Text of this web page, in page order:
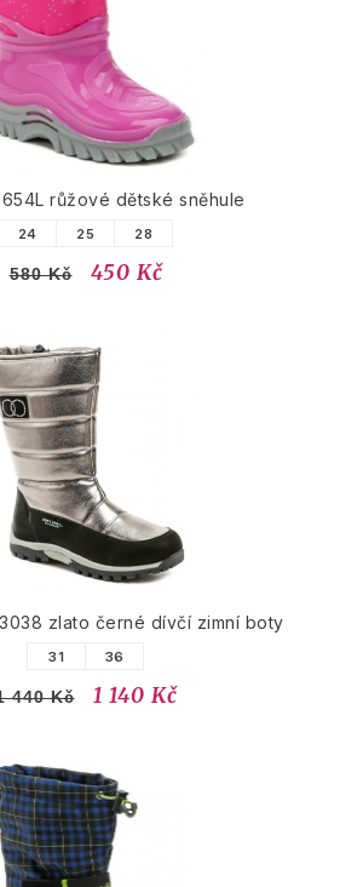
růžové dětské sněhule
24 25 28
580 Kč 450 Kč
zlato černé dívčí zimní boty
31 36
440 Kč 1 140 Kč